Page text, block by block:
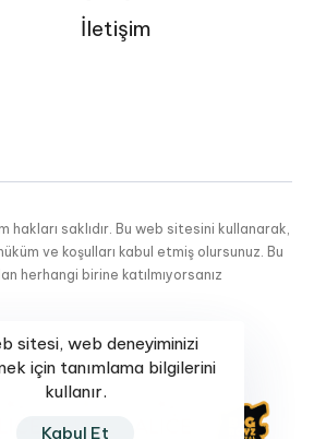
İletişim
saklıdır. Bu web sitesini kullanarak,
ve koşulları kabul etmiş olursunuz. Bu
herhangi birine katılmıyorsanız
sitesi, web deneyiminizi
için tanımlama bilgilerini
kullanır.
Kabul Et